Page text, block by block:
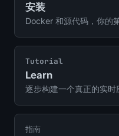
安装
Docker 和源代码，你的
Tutorial
Learn
逐步构建一个真正的实时
指南